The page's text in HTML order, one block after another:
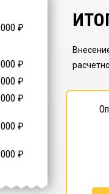
₽
0 ₽
₽
₽
₽
0 ₽
₽
₽
₽
₽
₽